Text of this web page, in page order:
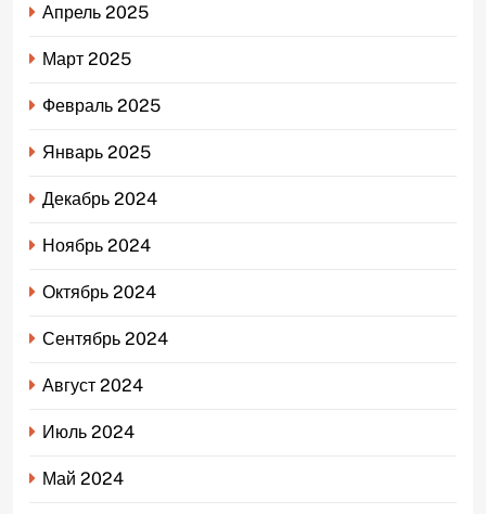
Апрель 2025
Март 2025
Февраль 2025
Январь 2025
Декабрь 2024
Ноябрь 2024
Октябрь 2024
Сентябрь 2024
Август 2024
Июль 2024
Май 2024